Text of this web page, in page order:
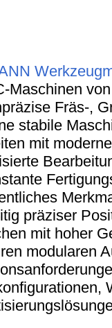
Maschinen
Fräs-,
stabile
mit
präziser
mit hoher
modularen